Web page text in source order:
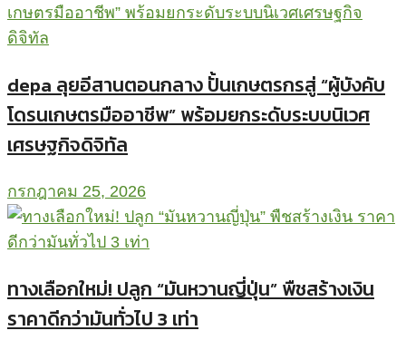
depa ลุยอีสานตอนกลาง ปั้นเกษตรกรสู่ “ผู้บังคับ
โดรนเกษตรมืออาชีพ” พร้อมยกระดับระบบนิเวศ
เศรษฐกิจดิจิทัล
กรกฎาคม 25, 2026
ทางเลือกใหม่! ปลูก “มันหวานญี่ปุ่น” พืชสร้างเงิน
ราคาดีกว่ามันทั่วไป 3 เท่า